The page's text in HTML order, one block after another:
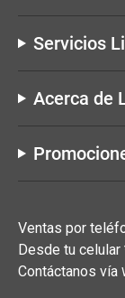
Servicios
Acerca de
Ventas por
Desde tu celular
Contáctanos vía